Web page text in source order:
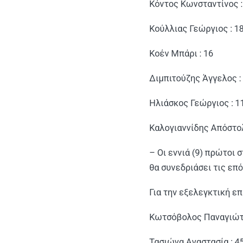
Κόντος Κωνσταντίνος
Κούλλιας Γεώργιος : 18
Κοέν Μπάρι : 16
Διμπιτούζης Άγγελος :
Ηλιάσκος Γεώργιος : 11
Καλογιαννίδης
– Οι εννιά (9) πρώτοι
θα συνεδριάσει τις
Για την εξελεγκτική
Κωτσόβολος